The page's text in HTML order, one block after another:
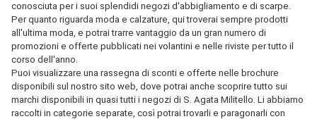
conosciuta per i suoi splendidi negozi d'abbigliamento e di scarpe.
Per quanto riguarda moda e calzature, qui troverai sempre prodotti
all'ultima moda, e potrai trarre vantaggio da un gran numero di
promozioni e offerte pubblicati nei volantini e nelle riviste per tutto il
corso dell'anno.
Puoi visualizzare una rassegna di sconti e offerte nelle brochure
disponibili sul nostro sito web, dove potrai anche scoprire tutto sui
marchi disponibili in quasi tutti i negozi di S. Agata Militello. Li abbiamo
raccolti in categorie separate, così potrai trovarli e paragonarli con